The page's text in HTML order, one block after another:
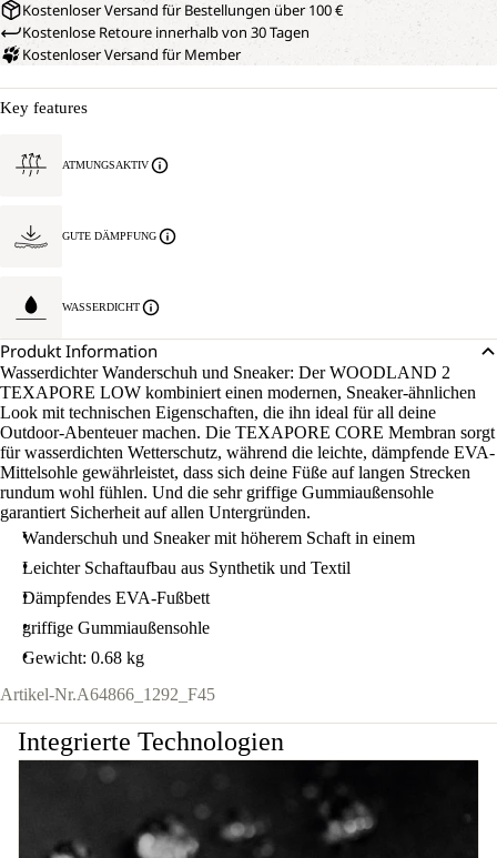
Kostenloser Versand für Bestellungen über 100 €
Kostenlose Retoure innerhalb von 30 Tagen
Kostenloser Versand für Member
Key features
ATMUNGSAKTIV
GUTE DÄMPFUNG
WASSERDICHT
Produkt Information
Wasserdichter Wanderschuh und Sneaker: Der WOODLAND 2
TEXAPORE LOW kombiniert einen modernen, Sneaker-ähnlichen
Look mit technischen Eigenschaften, die ihn ideal für all deine
Outdoor-Abenteuer machen. Die TEXAPORE CORE Membran sorgt
für wasserdichten Wetterschutz, während die leichte, dämpfende EVA-
Mittelsohle gewährleistet, dass sich deine Füße auf langen Strecken
rundum wohl fühlen. Und die sehr griffige Gummiaußensohle
garantiert Sicherheit auf allen Untergründen.
Wanderschuh und Sneaker mit höherem Schaft in einem
Leichter Schaftaufbau aus Synthetik und Textil
Dämpfendes EVA-Fußbett
griffige Gummiaußensohle
Gewicht: 0.68 kg
Artikel-Nr.A64866_1292_F45
Integrierte Technologien